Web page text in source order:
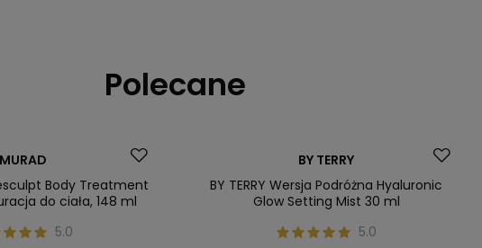
Polecane
MURAD
Body Treatment
do ciała, 148 ml
5.0
BY TERRY
BY TERRY Wersja Podróżna Hyaluronic
Glow Setting Mist 30 ml
5.0